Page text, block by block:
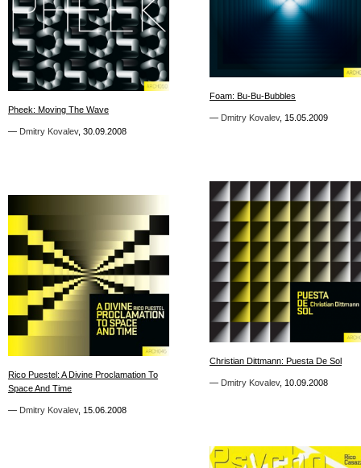
Foam: Bu-Bu-Bubbles
— Dmitry Kovalev, 15.05.2009
Foam: Bu-Bu-Bubbles
— Dmitry Kovalev, 15.05.2009
Pheek: Moving The Wave
— Dmitry Kovalev, 30.09.2008
Pheek: Moving The Wave
— Dmitry Kovalev, 30.09.2008
Christian Dittmann: Puesta De Sol
— Dmitry Kovalev, 10.09.2008
Christian Dittmann: Puesta De Sol
— Dmitry Kovalev, 10.09.2008
Rico Puestel: A Divine Proclamation To
Space And Time
— Dmitry Kovalev, 15.06.2008
Rico Puestel: A Divine Proclamation To
Space And Time
— Dmitry Kovalev, 15.06.2008